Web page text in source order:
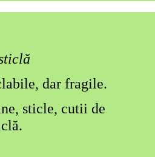
dar fragile.
sticle, cutii de
ă.